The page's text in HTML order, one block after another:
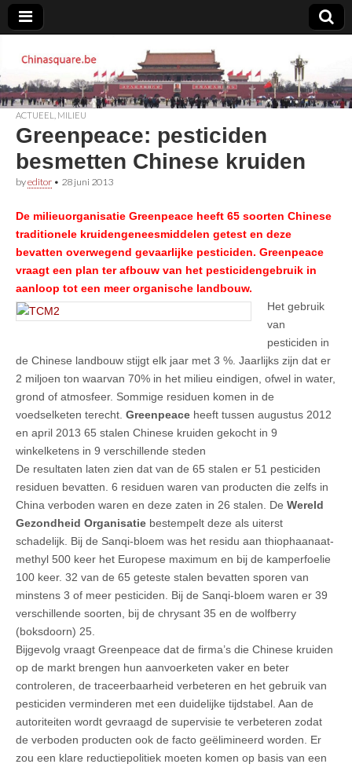
Chinasquare.be
ACTUEEL MILIEU
Greenpeace: pesticiden
besmetten Chinese kruiden
byeditor • 28 juni 2013
De milieuorganisatie Greenpeace heeft 65 soorten Chinese
traditionele kruidengeneesmiddelen getest en deze
bevatten overwegend gevaarlijke pesticiden. Greenpeace
vraagt een plan ter afbouw van het pesticidengebruik in
aanloop tot een meer organische landbouw.
Het gebruik
van
pesticiden in
de Chinese landbouw stijgt elk jaar met 3 %. Jaarlijks zijn dat er
2 miljoen ton waarvan 70% in het milieu eindigen, ofwel in water,
grond of atmosfeer. Sommige residuen komen in de
voedselketen terecht. Greenpeace heeft tussen augustus 2012
en april 2013 65 stalen Chinese kruiden gekocht in 9
winkelketens in 9 verschillende steden
De resultaten laten zien dat van de 65 stalen er 51 pesticiden
residuen bevatten. 6 residuen waren van producten die zelfs in
China verboden waren en deze zaten in 26 stalen. De Wereld
Gezondheid Organisatie bestempelt deze als uiterst
schadelijk. Bij de Sanqi-bloem was het residu aan thiophaanaat-
methyl 500 keer het Europese maximum en bij de kamperfoelie
100 keer. 32 van de 65 geteste stalen bevatten sporen van
minstens 3 of meer pesticiden. Bij de Sanqi-bloem waren er 39
verschillende soorten, bij de chrysant 35 en de wolfberry
(boksdoorn) 25.
Bijgevolg vraagt Greenpeace dat de firma’s die Chinese kruiden
op de markt brengen hun aanvoerketen vaker en beter
controleren, de traceerbaarheid verbeteren en het gebruik van
pesticiden verminderen met een duidelijke tijdstabel. Aan de
autoriteiten wordt gevraagd de supervisie te verbeteren zodat
de verboden producten ook de facto geëlimineerd worden. Er
zou een klare reductiepolitiek moeten komen op basis van een